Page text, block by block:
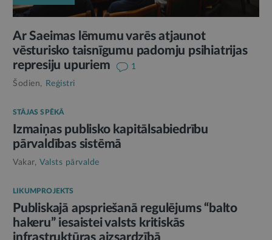
Ar Saeimas lēmumu varēs atjaunot
vēsturisko taisnīgumu padomju psihiatrijas
represiju upuriem
1
Šodien, Reģistri
STĀJAS SPĒKĀ
Izmaiņas publisko kapitālsabiedrību
pārvaldības sistēmā
Vakar, Valsts pārvalde
LIKUMPROJEKTS
Publiskajā apspriešanā regulējums “balto
hakeru” iesaistei valsts kritiskās
infrastruktūras aizsardzībā